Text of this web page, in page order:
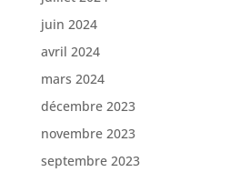
juin 2024
avril 2024
mars 2024
décembre 2023
novembre 2023
septembre 2023